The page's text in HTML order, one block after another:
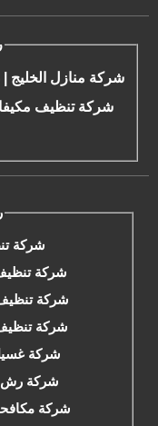
شركة منازل الخليج
شركة تنظيف
شركة
شركة تنظيف
شركة تنظيف
شركة
شركة
شركة رش
شركة